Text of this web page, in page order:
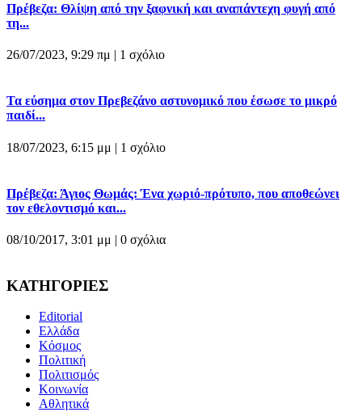
Πρέβεζα: Θλίψη από την ξαφνική και αναπάντεχη φυγή από
τη...
26/07/2023, 9:29 πμ | 1 σχόλιο
Τα εύσημα στον Πρεβεζάνο αστυνομικό που έσωσε το μικρό
παιδί...
18/07/2023, 6:15 μμ | 1 σχόλιο
Πρέβεζα: Άγιος Θωμάς: Ένα χωριό-πρότυπο, που αποθεώνει
τον εθελοντισμό και...
08/10/2017, 3:01 μμ | 0 σχόλια
ΚΑΤΗΓΟΡΙΕΣ
Editorial
Ελλάδα
Κόσμος
Πολιτική
Πολιτισμός
Κοινωνία
Αθλητικά